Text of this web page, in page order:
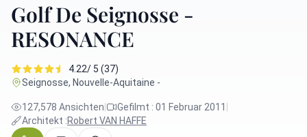
Golf De Seignosse -
RESONANCE
4.22/ 5 (37)
Seignosse, Nouvelle-Aquitaine -
127,578 Ansichten Gefilmt : 01 Februar 2011
Architekt :Robert VAN HAFFE